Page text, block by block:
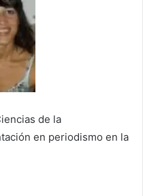
de la
en periodismo en la